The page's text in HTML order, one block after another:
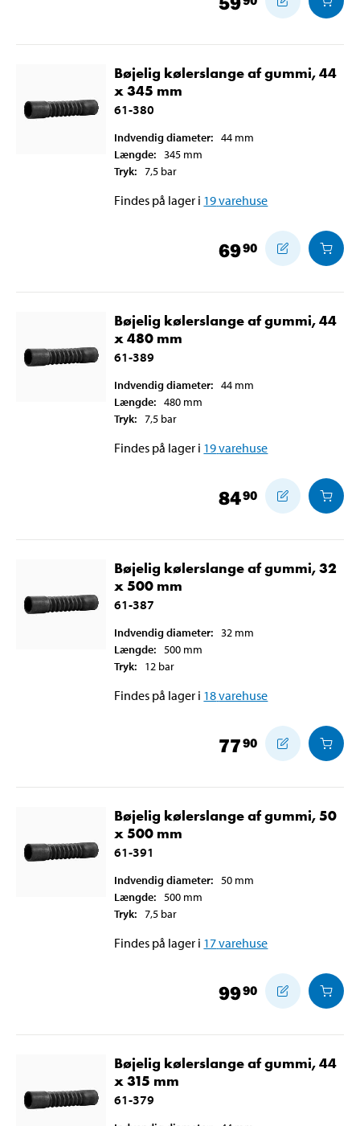
Bøjelig kølerslange af gummi, 44
x 345 mm
61-380
Indvendig diameter: 44 mm
Længde: 345 mm
Tryk: 7,5 bar
Findes på lager i 19varehuse
6990
Bøjelig kølerslange af gummi, 44
x 480 mm
61-389
Indvendig diameter: 44 mm
Længde: 480 mm
Tryk: 7,5 bar
Findes på lager i 19varehuse
8490
Bøjelig kølerslange af gummi, 32
x 500 mm
61-387
Indvendig diameter: 32 mm
Længde: 500 mm
Tryk: 12 bar
Findes på lager i 18varehuse
7790
Bøjelig kølerslange af gummi, 50
x 500 mm
61-391
Indvendig diameter: 50 mm
Længde: 500 mm
Tryk: 7,5 bar
Findes på lager i 17varehuse
9990
Bøjelig kølerslange af gummi, 44
x 315 mm
61-379